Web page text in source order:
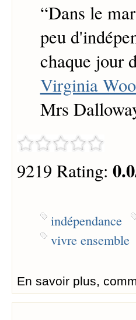
“Dans le
peu
chaque jour
Virginia
Mrs
9219 Rating: 0.0
indépendance
vivre ensemble
En savoir plus,